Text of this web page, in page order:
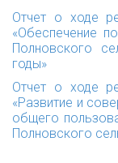
Отчет о ходе
«Обеспечение
Полновского
годы»
Отчет о ходе
«Развитие и
общего
Полновского